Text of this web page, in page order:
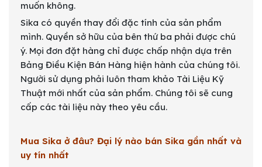
muốn không.
Sika có quyền thay đổi đặc tính của sản phẩm
mình. Quyền sở hữu của bên thứ ba phải được chú
ý. Mọi đơn đặt hàng chỉ được chấp nhận dựa trên
Bảng Điều Kiện Bán Hàng hiện hành của chúng tôi.
Người sử dụng phải luôn tham khảo Tài Liệu Kỹ
Thuật mới nhất của sản phẩm. Chúng tôi sẽ cung
cấp các tài liệu này theo yêu cầu.
Mua Sika ở đâu? Đại lý nào bán Sika gần nhất và
uy tín nhất